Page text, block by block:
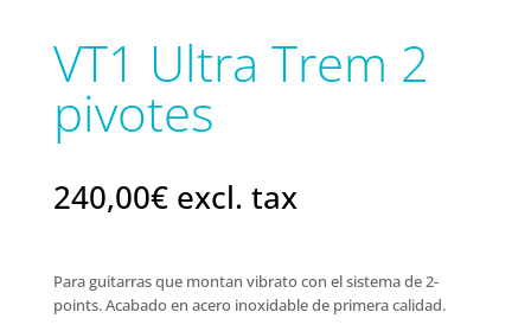
VT1 Ultra Trem 2
pivotes
240,00€ excl. tax
Para guitarras que montan vibrato con el sistema de 2-
points. Acabado en acero inoxidable de primera calidad.